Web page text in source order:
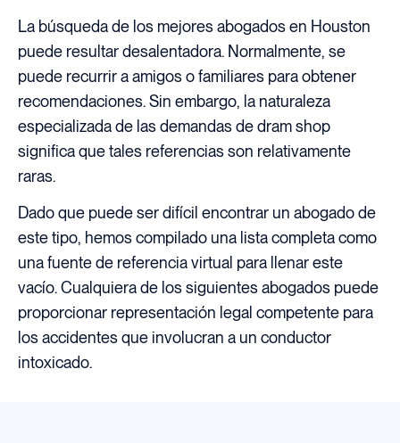
La búsqueda de los mejores abogados en Houston
puede resultar desalentadora. Normalmente, se
puede recurrir a amigos o familiares para obtener
recomendaciones. Sin embargo, la naturaleza
especializada de las demandas de dram shop
significa que tales referencias son relativamente
raras.
Dado que puede ser difícil encontrar un abogado de
este tipo, hemos compilado una lista completa como
una fuente de referencia virtual para llenar este
vacío. Cualquiera de los siguientes abogados puede
proporcionar representación legal competente para
los accidentes que involucran a un conductor
intoxicado.